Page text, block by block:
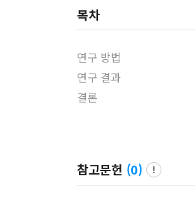
목차
연구 방법
연구 결과
결론
참고문헌 (0)